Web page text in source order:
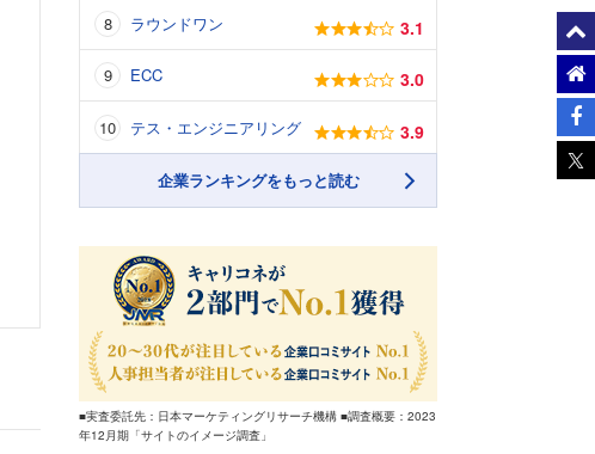
ラウンドワン 3.1
ECC 3.0
テス・エンジニアリング 3.9
企業ランキングをもっと読む
■実査委託先：日本マーケティングリサーチ機構 ■調査概要：2023
年12月期「サイトのイメージ調査」